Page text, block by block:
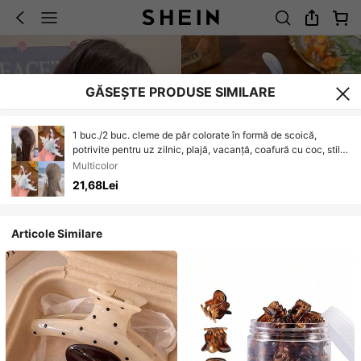
GĂSEȘTE PRODUSE SIMILARE
1 buc./2 buc. cleme de păr colorate în formă de scoică,
potrivite pentru uz zilnic, plajă, vacanță, coafură cu coc, stil
boem, dulce, elegant, la modă, accesorii vacanță plajă
Multicolor
21,68Lei
Articole Similare